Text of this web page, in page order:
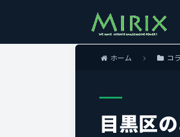
ホーム コ
目黒区